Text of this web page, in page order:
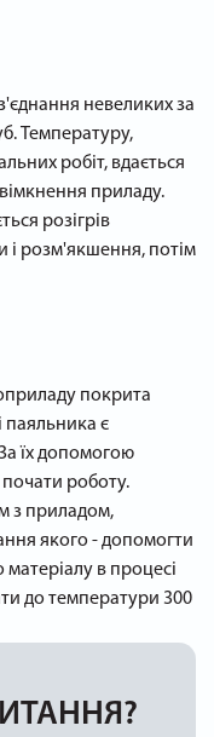
невеликих за
Температуру,
робіт, вдається
приладу.
розігрів
і розм'якшення, потім
покрита
паяльника є
їх допомогою
роботу.
з приладом,
якого - допомогти
в процесі
до температури 300